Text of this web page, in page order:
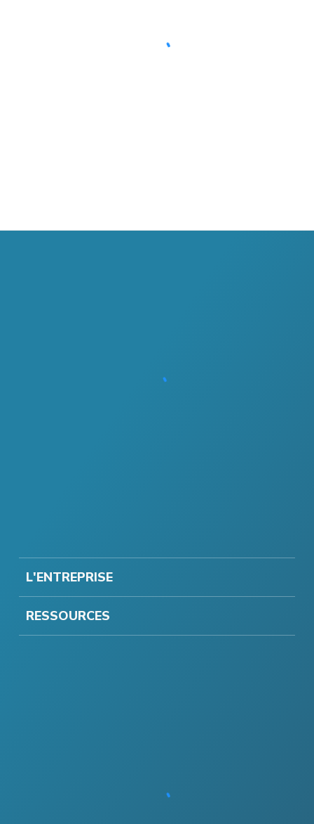
L'ENTREPRISE
RESSOURCES